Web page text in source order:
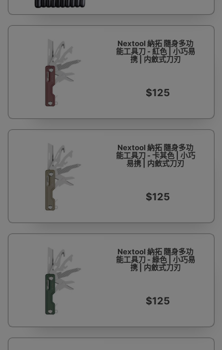
Nextool 納拓 隨身多功
能工具刀 - 紅色 | 小巧易
携 | 内斂式刀刃
$125
Nextool 納拓 隨身多功
能工具刀 - 卡其色 | 小巧
易携 | 内斂式刀刃
$125
Nextool 納拓 隨身多功
能工具刀 - 綠色 | 小巧易
携 | 内斂式刀刃
$125